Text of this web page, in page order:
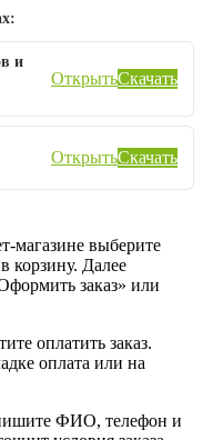
и
ОткрытьСкачать
ОткрытьСкачать
магазине выберите
корзину. Далее
заказ» или
оплатить заказ.
оплата или на
ФИО, телефон и